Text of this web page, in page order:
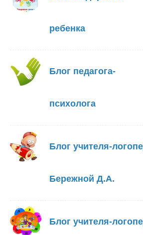
ребенка
Блог педагога-
психолога
Блог учителя-
Бережной Д.А.
Блог учителя-